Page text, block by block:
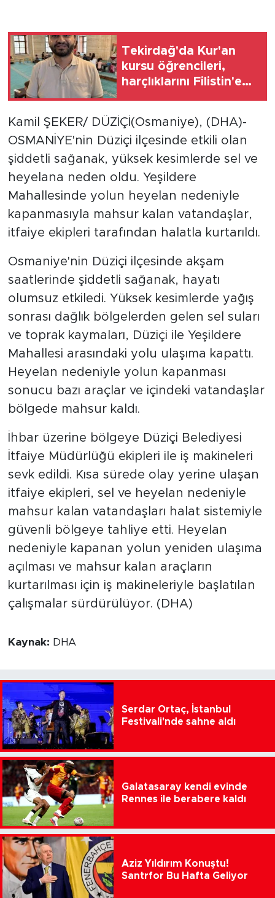
Tekirdağ'da Kur'an
kursu öğrencileri,
harçlıklarını Filistin'e
Kamil ŞEKER/ DÜZİÇİ(Osmaniye), (DHA)-
OSMANİYE'nin Düziçi ilçesinde etkili olan
şiddetli sağanak, yüksek kesimlerde sel ve
heyelana neden oldu. Yeşildere
Mahallesinde yolun heyelan nedeniyle
kapanmasıyla mahsur kalan vatandaşlar,
itfaiye ekipleri tarafından halatla kurtarıldı.
Osmaniye'nin Düziçi ilçesinde akşam
saatlerinde şiddetli sağanak, hayatı
olumsuz etkiledi. Yüksek kesimlerde yağış
sonrası dağlık bölgelerden gelen sel suları
ve toprak kaymaları, Düziçi ile Yeşildere
Mahallesi arasındaki yolu ulaşıma kapattı.
Heyelan nedeniyle yolun kapanması
sonucu bazı araçlar ve içindeki vatandaşlar
bölgede mahsur kaldı.
İhbar üzerine bölgeye Düziçi Belediyesi
İtfaiye Müdürlüğü ekipleri ile iş makineleri
sevk edildi. Kısa sürede olay yerine ulaşan
itfaiye ekipleri, sel ve heyelan nedeniyle
mahsur kalan vatandaşları halat sistemiyle
güvenli bölgeye tahliye etti. Heyelan
nedeniyle kapanan yolun yeniden ulaşıma
açılması ve mahsur kalan araçların
kurtarılması için iş makineleriyle başlatılan
çalışmalar sürdürülüyor. (DHA)
Kaynak: DHA
Serdar Ortaç, İstanbul
Festivali'nde sahne aldı
Galatasaray kendi evinde
Rennes ile berabere kaldı
Aziz Yıldırım Konuştu!
Santrfor Bu Hafta Geliyor